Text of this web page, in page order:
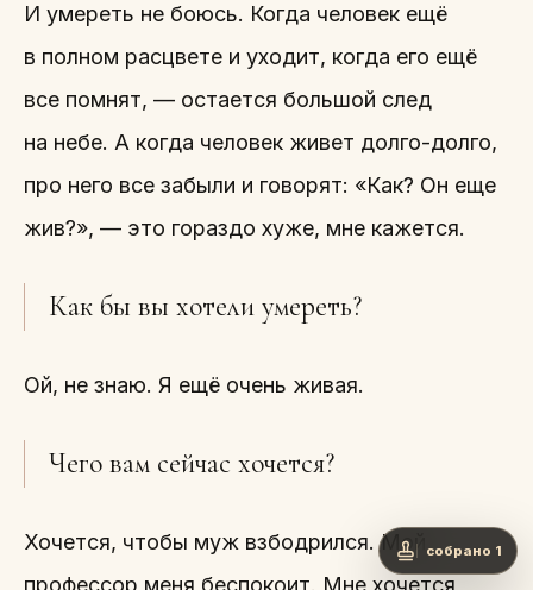
И умереть не боюсь. Когда человек ещё
в полном расцвете и уходит, когда его ещё
все помнят, — остается большой след
на небе. А когда человек живет долго-долго,
про него все забыли и говорят: «Как? Он еще
жив?», — это гораздо хуже, мне кажется.
Как бы вы хотели умереть?
Ой, не знаю. Я ещё очень живая.
Чего вам сейчас хочется?
Хочется, чтобы муж взбодрился. Мой
профессор меня беспокоит. Мне хочется,
собрано 1